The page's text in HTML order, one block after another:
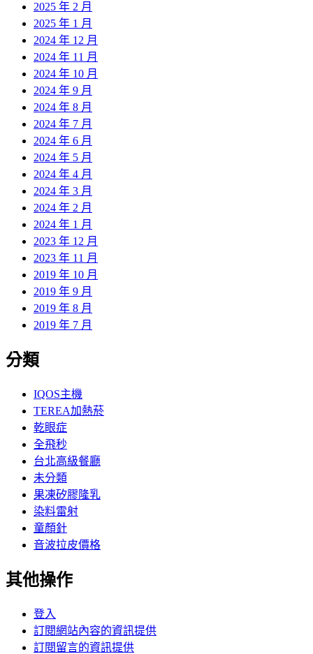
2025 年 2 月
2025 年 1 月
2024 年 12 月
2024 年 11 月
2024 年 10 月
2024 年 9 月
2024 年 8 月
2024 年 7 月
2024 年 6 月
2024 年 5 月
2024 年 4 月
2024 年 3 月
2024 年 2 月
2024 年 1 月
2023 年 12 月
2023 年 11 月
2019 年 10 月
2019 年 9 月
2019 年 8 月
2019 年 7 月
分類
IQOS主機
TEREA加熱菸
乾眼症
全飛秒
台北高級餐廳
未分類
果凍矽膠隆乳
染料雷射
童顏針
音波拉皮價格
其他操作
登入
訂閱網站內容的資訊提供
訂閱留言的資訊提供